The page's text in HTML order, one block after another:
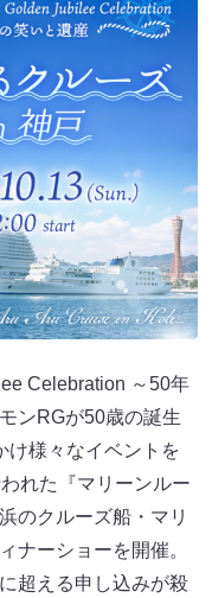
Celebration ～50年
ンRGが50歳の誕生
け様々なイベントを
れた『マリーンルー
のクルーズ船・マリ
ナーショーを開催。
超える申し込みが殺